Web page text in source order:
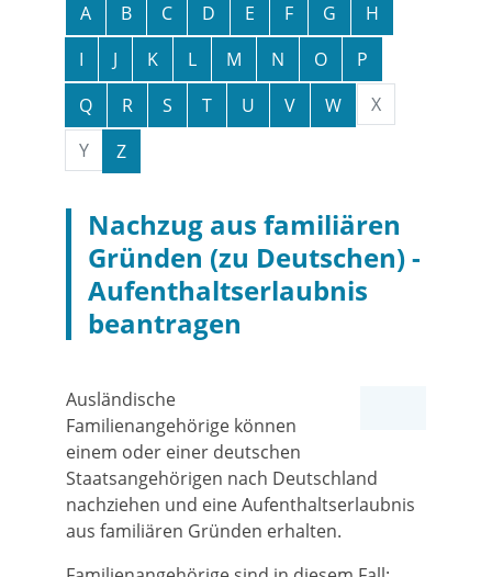
A B C D E F G
H
I
J K L M N O
P
Q
R S T U V W
X
Y
Z
Nachzug aus familiären
Gründen (zu Deutschen) -
Aufenthaltserlaubnis
beantragen
Ausländische
Familienangehörige können
einem oder einer deutschen
Staatsangehörigen nach Deutschland
nachziehen und eine Aufenthaltserlaubnis
aus familiären Gründen erhalten.